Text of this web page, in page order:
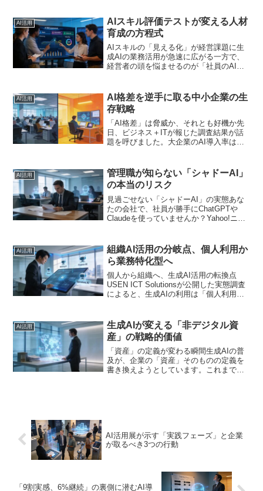
熟度を映す鏡です。第1回が「AIとは...
AI活用
AIスキル評価テストが変える人材
育成の方程式
AIスキルの「見える化」が経営課題に生
成AIの業務活用が急速に広がる一方で、
経営者の頭を悩ませるのが「社員のAIス
レベルを評価する「生成AI活用テスト」
の提供が開始さ...
AI活用
AI格差を逆手に取る中小企業の生
存戦略
「AI格差」は脅威か、それとも好機か先
日、ビジネス＋ITが報じた調査結果が話
題を呼びました。大企業のAI導入率は
と、「中小企業はAI革命に乗り遅れてい
る」と感じ...
AI活用
管理職が知らない「シャドーAI」
の本当のリスク
見過ごせない「シャドーAI」の実態あな
たの会社で、社員が勝手にChatGPTや
Claudeを使っていませんか？Yahoo!ニュ
とは、IT部門の承認を得ずに社員が個
人...
AI活用
組織AI活用の分岐点、個人利用か
ら業務特化型へ
個人から組織へ、生成AI活用の転換点
USEN ICT Solutionsが公開した実態調査
によると、生成AIの利用は「個人利用」
なく、経営の効率性と競争力を左右する
分岐...
AI活用
生成AIが変える「非デジタル資
産」の戦略的価値
「資産」の定義が変わる瞬間生成AIの普
及が、企業の「資産」そのものの定義を
書き換えようとしています。これまで資
AI活用展が示す「実践フェーズ」と企業
が取るべき3つの行動
「9割実感、6%継続」の裏側に潜むAI導